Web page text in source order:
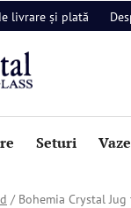
livrare și plată
Seturi Vaze
/ Bohemia Crystal